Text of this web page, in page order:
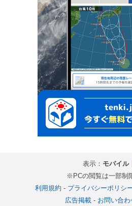
表示： モバイル｜
※PCの閲覧は一部制
利用規約 - プライバシーポリシ
広告掲載- お問い合わ